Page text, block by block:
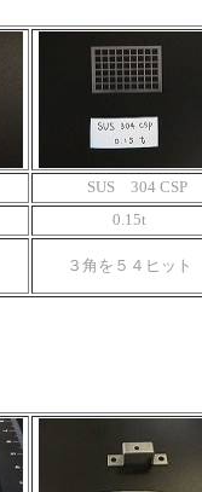
SUS 304 CSP
0.15t
３角を５４ヒット